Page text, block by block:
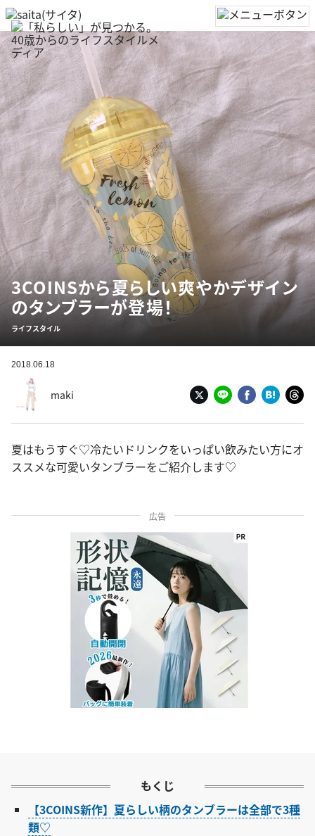
3COINSから夏らしい爽やかデザイン
のタンブラーが登場！
ライフスタイル
2018.06.18
maki
夏はもうすぐ♡冷たいドリンクをいっぱい飲みたい方にオ
ススメな可愛いタンブラーをご紹介します♡
広告
もくじ
【3COINS新作】夏らしい柄のタンブラーは全部で3種
類♡